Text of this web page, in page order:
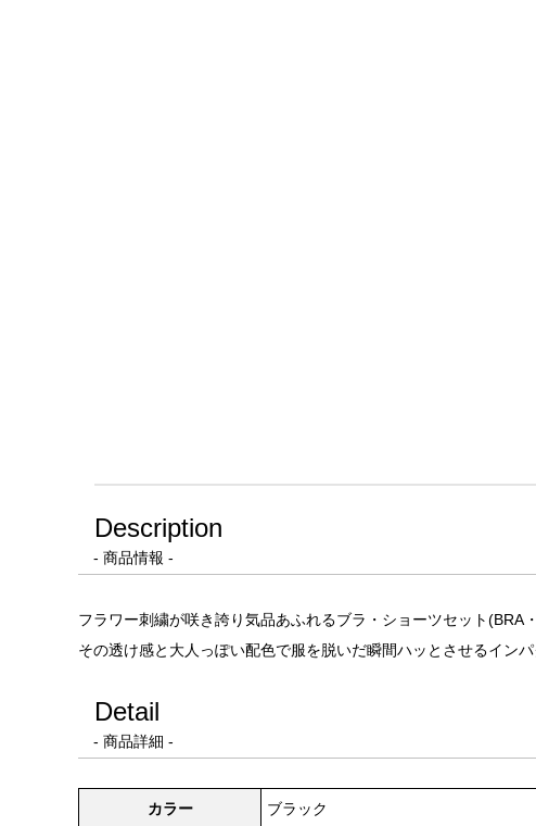
Description
- 商品情報 -
フラワー刺繍が咲き誇り気品あふれるブラ・ショーツセット(BRA
その透け感と大人っぽい配色で服を脱いだ瞬間ハッとさせるイン
Detail
- 商品詳細 -
カラー ブラック